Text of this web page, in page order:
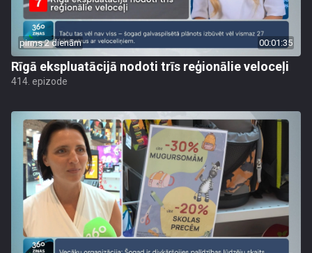
pirms 2 dienām 00:01:35
Rīgā ekspluatācijā nodoti trīs reģionālie veloceļi
414. epizode